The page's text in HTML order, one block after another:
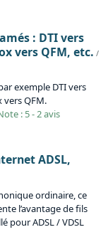
: DTI vers
vers QFM, etc. /
exemple DTI vers
QFM.
: 5 - 2 avis
ADSL,
ordinaire, ce
l’avantage de fils
pour ADSL / VDSL